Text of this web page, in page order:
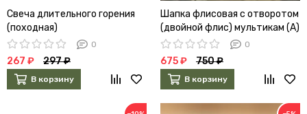
Свеча длительного горения
(походная)
0
267 ₽ 297 ₽
В корзину
Шапка флисовая с отворотом
(двойной флис) мультикам (А)
0
675 ₽ 750 ₽
В корзину